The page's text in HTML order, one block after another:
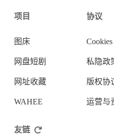
项目
图床
网盘短剧
网址收藏
WAHEE
协议
Cookies
私隐政
版权协
运营与
友链